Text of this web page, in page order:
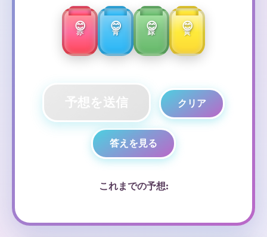
赤 青 緑 黄
予想を送信 クリア
答えを見る
これまでの予想: